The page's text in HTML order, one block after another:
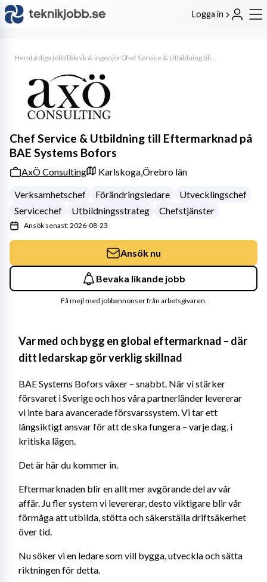
Logga in
HemLediga jobbTeknik & ingenjör Chef Service & Utbildning till Eftermarknad på BAE Systems Bofors
Var med och bygg en global eftermarknad – där
ditt ledarskap gör verklig skillnad
BAE Systems Bofors växer – snabbt. När vi stärker
försvaret i Sverige och hos våra partnerländer levererar
vi inte bara avancerade försvarssystem. Vi tar ett
långsiktigt ansvar för att de ska fungera – varje dag, i
kritiska lägen.
Det är här du kommer in.
Eftermarknaden blir en allt mer avgörande del av vår
affär. Ju fler system vi levererar, desto viktigare blir vår
förmåga att utbilda, stötta och säkerställa driftsäkerhet
över tid.
Nu söker vi en ledare som vill bygga, utveckla och sätta
riktningen för detta.
Chef Service & Utbildning till Eftermarknad på
BAE Systems Bofors
AxÖ Consulting Karlskoga,Örebro län
Verksamhetschef
Förändringsledare
Utvecklingschef
Servicechef
Utbildningsstrateg Chefstjänster
Ansök senast: 2026-08-23
Ansök nu
Bevaka likande jobb
Få mejl med jobbannonser från arbetsgivaren.